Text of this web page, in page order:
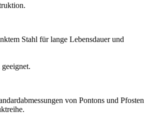
Stahl für lange Lebensdauer und
von Pontons und Pfosten